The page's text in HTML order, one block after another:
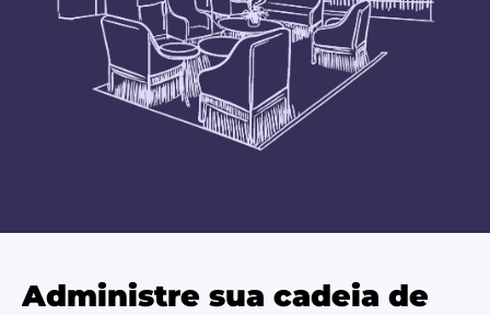
Administre sua cadeia de